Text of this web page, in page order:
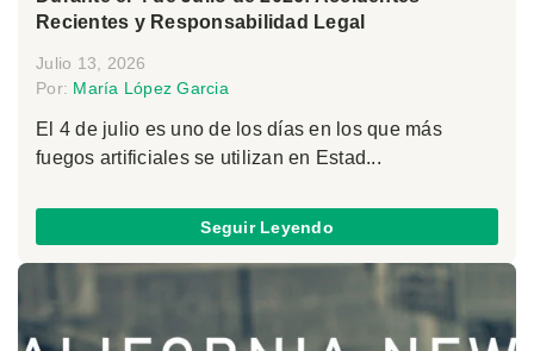
Recientes y Responsabilidad Legal
Julio 13, 2026
Por: María López Garcia
El 4 de julio es uno de los días en los que más
fuegos artificiales se utilizan en Estad...
Seguir Leyendo